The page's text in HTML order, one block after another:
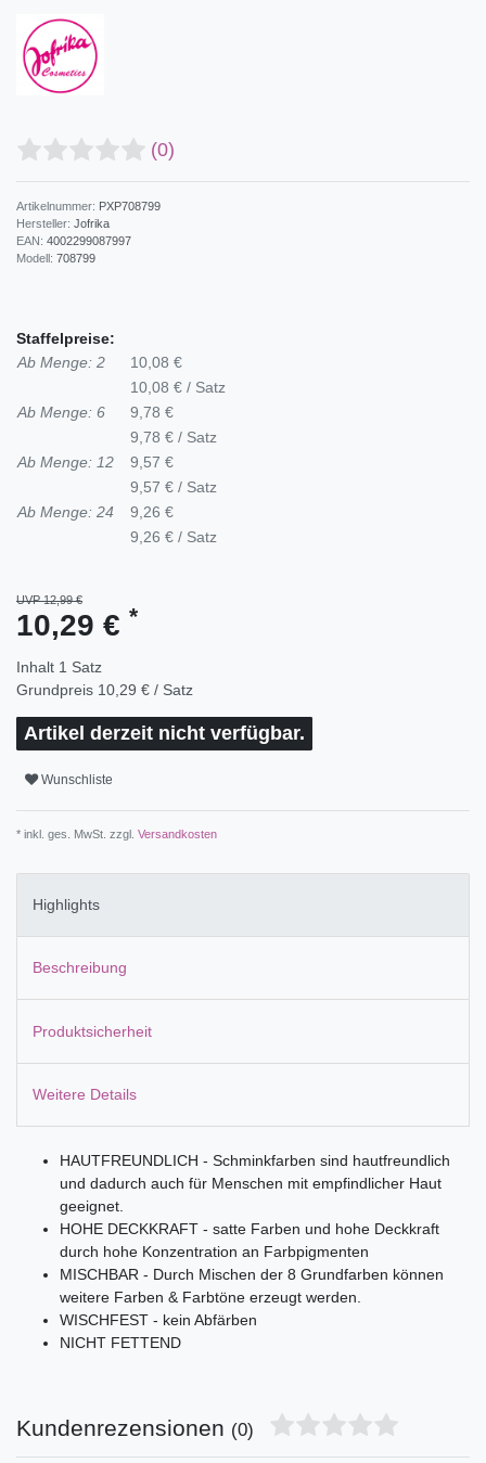
(0)
Artikelnummer: PXP708799
Hersteller: Jofrika
EAN: 4002299087997
Modell: 708799
Staffelpreise:
Ab Menge: 2
10,08 €
10,08 € / Satz
Ab Menge: 6
9,78 €
9,78 € / Satz
Ab Menge: 12
9,57 €
9,57 € / Satz
Ab Menge: 24
9,26 €
9,26 € / Satz
UVP 12,99 €
10,29 € *
Inhalt 1 Satz
Grundpreis 10,29 € / Satz
Artikel derzeit nicht verfügbar.
Wunschliste
* inkl. ges. MwSt. zzgl. Versandkosten
Highlights
Beschreibung
Produktsicherheit
Weitere Details
HAUTFREUNDLICH - Schminkfarben sind hautfreundlich
und dadurch auch für Menschen mit empfindlicher Haut
geeignet.
HOHE DECKKRAFT - satte Farben und hohe Deckkraft
durch hohe Konzentration an Farbpigmenten
MISCHBAR - Durch Mischen der 8 Grundfarben können
weitere Farben & Farbtöne erzeugt werden.
WISCHFEST - kein Abfärben
NICHT FETTEND
Kundenrezensionen (0)